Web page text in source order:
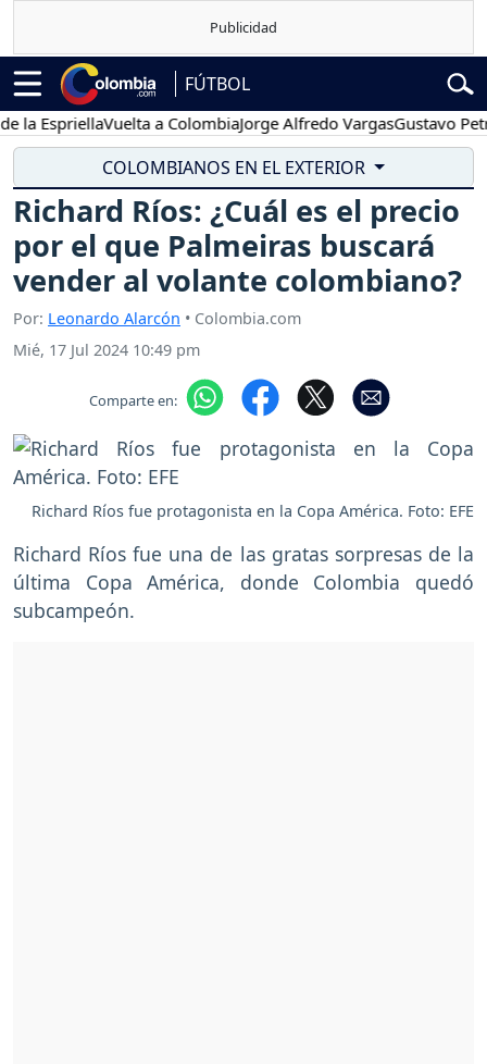
FÚTBOL
Vuelta a ColombiaJorge Alfredo VargasGustavo Petro
COLOMBIANOS EN EL EXTERIOR
Richard Ríos: ¿Cuál es el precio
por el que Palmeiras buscará
vender al volante colombiano?
Por: Leonardo Alarcón • Colombia.com
Mié, 17 Jul 2024 10:49 pm
Comparte en:
Richard Ríos fue protagonista en la Copa América. Foto: EFE
Richard Ríos fue una de las gratas sorpresas de la
última Copa América, donde Colombia quedó
subcampeón.